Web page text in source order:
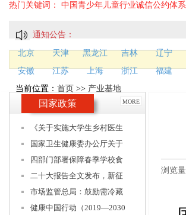
热门关键词： 中国青少年儿童行业诚信公约体系
通知公告：
北京 天津 黑龙江 吉林 辽宁
安徽
江苏 上海 浙江 福建
当前位置： 首页 >> 产业基地
浏览
国家政策 MORE
《关于实施大学生乡村医生
国家卫生健康委办公厅关于
四部门部署保障春季学校食
二十大报告全文发布，新征
市场监管总局：鼓励需冷藏
健康中国行动（2019—2030